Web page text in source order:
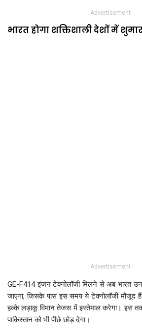
- Advertisement -
भारत होगा शक्तिशाली देशों में
- Advertisement -
GE-F414 इंजन टेक्नोलॉजी मिलने से अब भारत उन
जाएगा, जिसके पास इस समय ये टेक्नोलॉजी
हल्के लड़ाकू विमान तेजस में इस्तेमाल करेगा। इस
पाकिस्तान को भी पीछे छोड़ देगा।